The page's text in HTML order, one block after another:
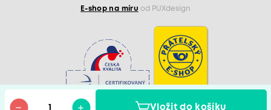
Vložit do košíku
E-shop na míru od PUXdesign